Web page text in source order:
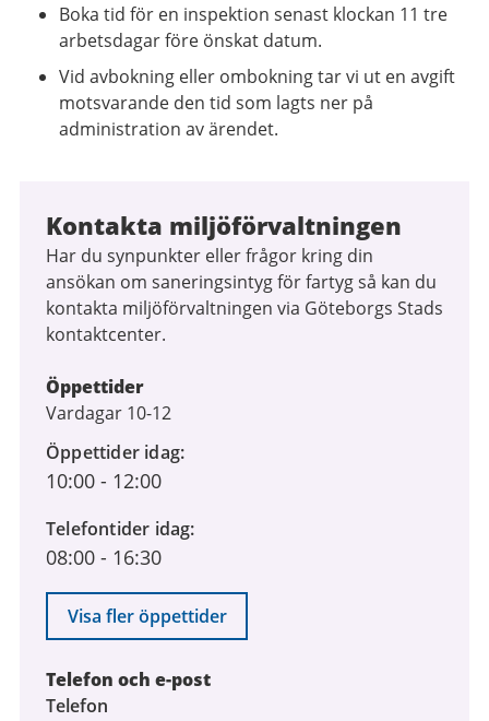
Boka tid för en inspektion senast klockan 11 tre
arbetsdagar före önskat datum.
Vid avbokning eller ombokning tar vi ut en avgift
motsvarande den tid som lagts ner på
administration av ärendet.
Kontakta miljöförvaltningen
Har du synpunkter eller frågor kring din
ansökan om saneringsintyg för fartyg så kan du
kontakta miljöförvaltningen via Göteborgs Stads
kontaktcenter.
Öppettider
Vardagar 10-12
Öppettider idag
10:00 - 12:00
Telefontider idag
08:00 - 16:30
Visa fler öppettider
Telefon och e-post
Telefon